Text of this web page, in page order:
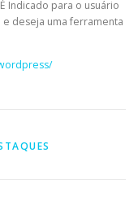
Indicado para o usuário
deseja uma ferramenta